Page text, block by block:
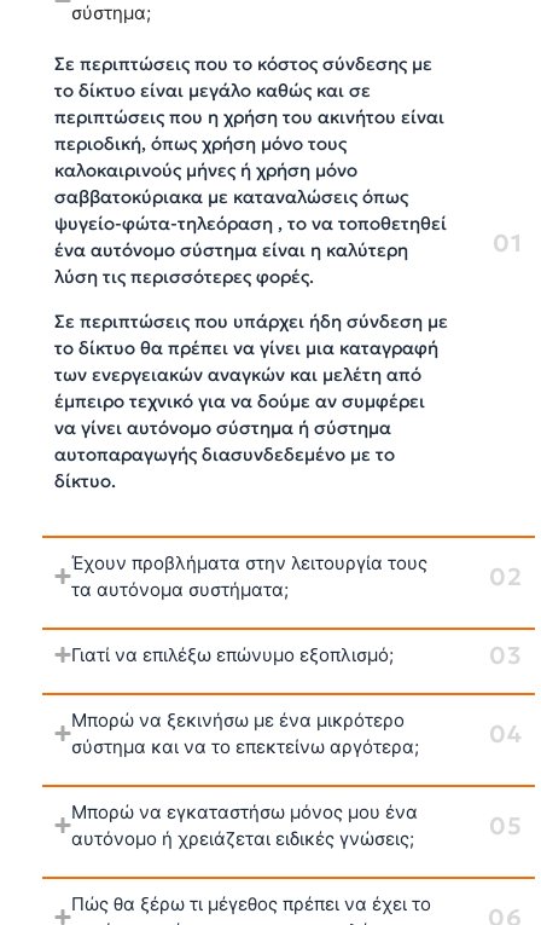
σύστημα;
Σε περιπτώσεις που το κόστος σύνδεσης με
το δίκτυο είναι μεγάλο καθώς και σε
περιπτώσεις που η χρήση του ακινήτου είναι
περιοδική, όπως χρήση μόνο τους
καλοκαιρινούς μήνες ή χρήση μόνο
σαββατοκύριακα με καταναλώσεις όπως
ψυγείο-φώτα-τηλεόραση , το να τοποθετηθεί
ένα αυτόνομο σύστημα είναι η καλύτερη
λύση τις περισσότερες φορές.
Σε περιπτώσεις που υπάρχει ήδη σύνδεση με
το δίκτυο θα πρέπει να γίνει μια καταγραφή
των ενεργειακών αναγκών και μελέτη από
έμπειρο τεχνικό για να δούμε αν συμφέρει
να γίνει αυτόνομο σύστημα ή σύστημα
αυτοπαραγωγής διασυνδεδεμένο με το
δίκτυο.
Έχουν προβλήματα στην λειτουργία τους
τα αυτόνομα συστήματα;
Γιατί να επιλέξω επώνυμο εξοπλισμό;
Μπορώ να ξεκινήσω με ένα μικρότερο
σύστημα και να το επεκτείνω αργότερα;
Μπορώ να εγκαταστήσω μόνος μου ένα
αυτόνομο ή χρειάζεται ειδικές γνώσεις;
Πώς θα ξέρω τι μέγεθος πρέπει να έχει το